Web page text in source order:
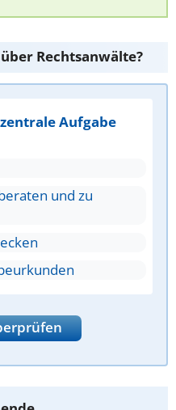
Rechtsanwälte?
Aufgabe
und zu